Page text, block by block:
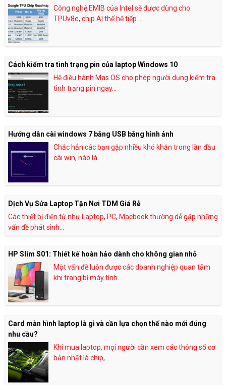
Công nghệ EMIB của Intel sẽ được dùng cho
TPUv8e, chip AI thế hệ tiếp...
Cách kiểm tra tình trạng pin của laptop Windows 10
Hệ điều hành Mas OS cho phép người dụng kiểm tra
tình trạng pin ngay...
Hướng dẫn cài windows 7 bằng USB bằng hình ảnh
Chắc hẳn các bạn gặp nhiều khó khăn trong lần đầu
cài win, nào là...
Dịch Vụ Sửa Laptop Tận Nơi TDM Giá Rẻ
Các thiết bị điện tử như Laptop, PC, Macbook thường dễ gặp những
vấn đề phát sinh...
HP Slim S01: Thiết kế hoàn hảo dành cho không gian nhỏ
Một vấn đề luôn được các doanh nghiệp quan tâm
khi trang bị máy tính...
Card màn hình laptop là gì và cần lựa chọn thế nào mới đúng
nhu cầu?
Khi mua laptop, mọi người cần xem các thông số cơ
bản nhất là chip,...